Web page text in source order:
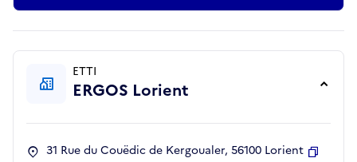
ETTI
ERGOS Lorient
31 Rue du Couëdic de Kergoualer, 56100 Lorient